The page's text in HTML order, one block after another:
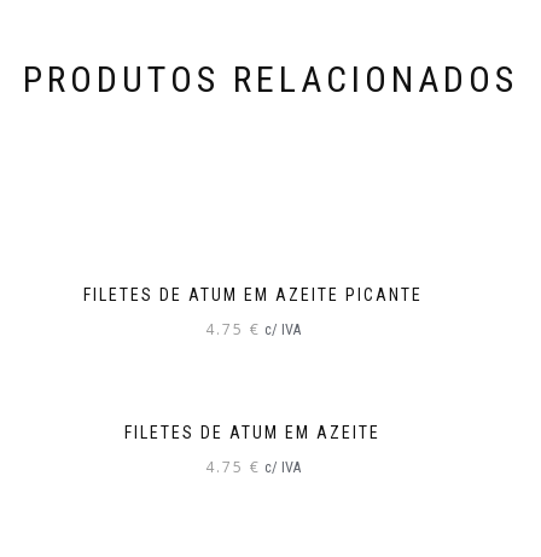
PRODUTOS RELACIONADOS
FILETES DE ATUM EM AZEITE PICANTE
4.75 € c/ IVA
FILETES DE ATUM EM AZEITE
4.75 € c/ IVA